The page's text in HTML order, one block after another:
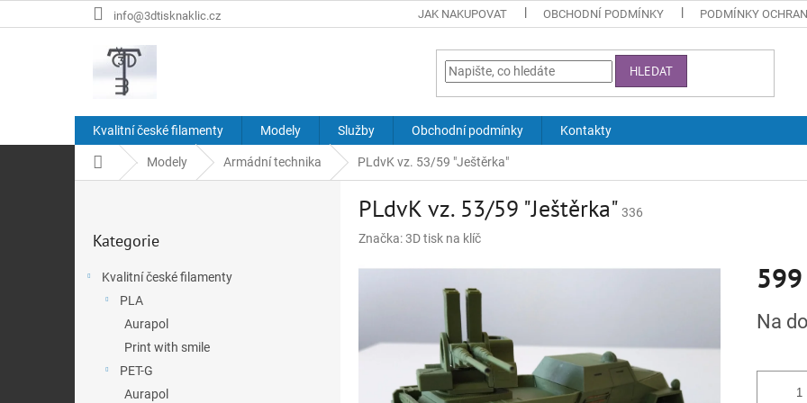
na
info@3dtisknaklic.cz JAK NAKUPOVAT OBCHODNÍ PODMÍNKY PODMÍNKY
HLEDAT
Kvalitní české filamenty Modely Služby Obchodní podmínky Kontakty
Domů Modely Armádní technika PLdvK vz. 53/59 "Ještěrka"
kategorie
Kategorie
Kvalitní české filamenty
PLA
Aurapol
Print with smile
PET-G
Aurapol
PLdvK vz. 53/59 "Ještěrka" 336
Značka:3D tisk na klíč
cena:
Na